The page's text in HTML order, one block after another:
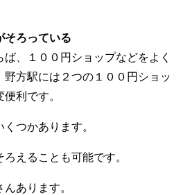
ろっている
、１００円ショップなどをよく
方駅には２つの１００円ショッ
利です。
つかあります。
えることも可能です。
あります。